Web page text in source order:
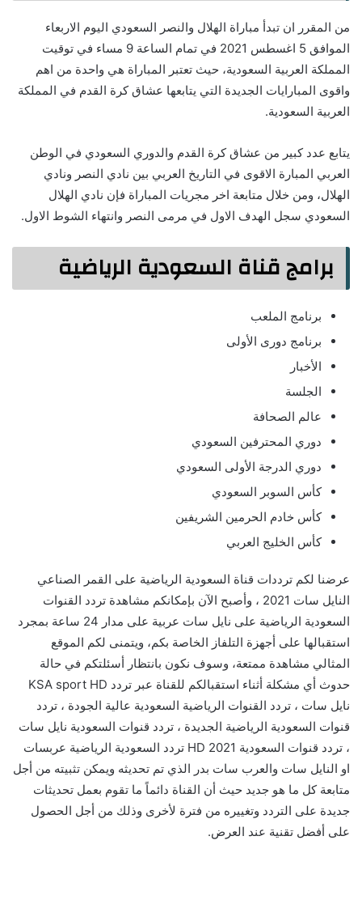
من المقرر ان تبدأ مباراة الهلال والنصر السعودي اليوم الاربعاء
الموافق 5 اغسطس 2021 في تمام الساعة 9 مساء في توقيت
المملكة العربية السعودية، حيث تعتبر المباراة هي واحدة من اهم
واقوى المبارايات الجديدة التي يتابعها عشاق كرة القدم في المملكة
العربية السعودية.
يتابع عدد كبير من عشاق كرة القدم والدوري السعودي في الوطن
العربي المبارة الاقوى في التاريخ العربي بين نادي النصر ونادي
الهلال، ومن خلال متابعة اخر مجريات المباراة فإن نادي الهلال
السعودي سجل الهدف الاول في مرمى النصر وانتهاء الشوط الاول.
برامج قناة السعودية الرياضية
برنامج الملعب
برنامج دورى الأولى
الأخبار
الجلسة
عالم الصحافة
دوري المحترفين السعودي
دوري الدرجة الأولى السعودي
كأس السوبر السعودي
كأس خادم الحرمين الشريفين
كأس الخليج العربي
عرضنا لكم ترددات قناة السعودية الرياضية على القمر الصناعي
النايل سات 2021 ، وأصبح الآن بإمكانكم مشاهدة تردد القنوات
السعودية الرياضية على نايل سات عربية على مدار 24 ساعة بمجرد
استقبالها على أجهزة التلفاز الخاصة بكم، ويتمنى لكم الموقع
المثالي مشاهدة ممتعة، وسوف نكون بانتظار أسئلتكم في حالة
حدوث أي مشكلة أثناء استقبالكم للقناة عبر تردد KSA sport HD
نايل سات ، تردد القنوات الرياضية السعودية عالية الجودة ، تردد
قنوات السعودية الرياضية الجديدة ، تردد قنوات السعودية نايل سات
، تردد قنوات السعودية HD 2021 تردد السعودية الرياضية عربسات
او النايل سات والعرب سات بدر الذي تم تحديثه ويمكن تثبيته من أجل
متابعة كل ما هو جديد حيث أن القناة دائماً ما تقوم بعمل تحديثات
جديدة على التردد وتغييره من فترة لأخرى وذلك من أجل الحصول
على أفضل تقنية عند العرض.